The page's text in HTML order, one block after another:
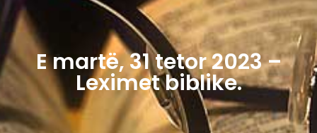
E martë, 31 tetor 2023 –
Leximet biblike.